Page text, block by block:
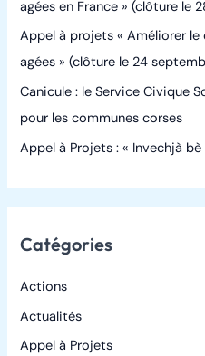
:
agées en France » (clôture le
Appel à projets « Améliorer
agées » (clôture le 24
Canicule : le Service Civique
pour les communes corses
Appel à Projets : « Invechjà
Catégories
Actions
Actualités
Appel à Projets